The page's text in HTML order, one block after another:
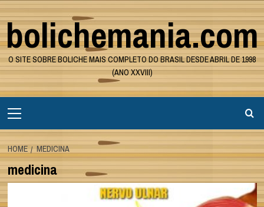
Skip
to
content
bolichemania.com
O SITE SOBRE BOLICHE MAIS COMPLETO DO BRASIL DESDE ABRIL DE 1998
(ANO XXVIII)
Menu
HOME MEDICINA
medicina